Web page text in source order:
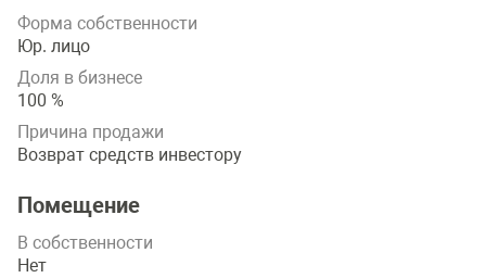
Форма собственности
Юр. лицо
Доля в бизнесе
100 %
Причина продажи
Возврат средств инвестору
Помещение
В собственности
Нет